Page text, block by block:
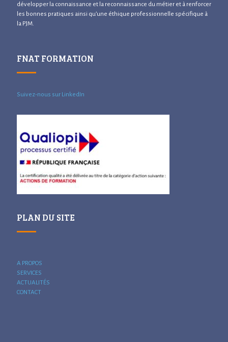
développer la connaissance et la reconnaissance du métier et à renforcer
les bonnes pratiques ainsi qu’une éthique professionnelle spécifique à
la PJM.
FNAT FORMATION
Suivez-nous sur LinkedIn
PLAN DU SITE
A PROPOS
SERVICES
ACTUALITÉS
CONTACT